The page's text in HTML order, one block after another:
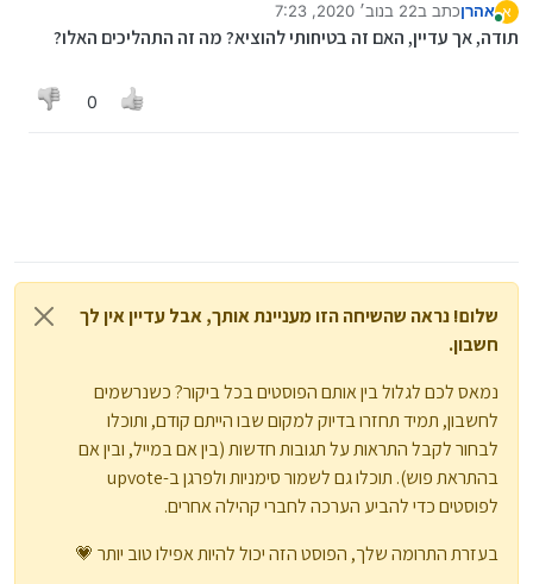
באמצע?:
הוצאה בטוחה - הדיסק קשיח לא מסכים לצאת, והוא
א
מחובר
אהרןכתב ב22 בנוב׳ 2020, 7:23
נערך לאחרונה על ידי
תודה, אך עדיין, האם זה בטיחותי להוציא? מה זה התהליכים האלו?
0
שלום! נראה שהשיחה הזו מעניינת אותך, אבל עדיין אין לך
חשבון.
נמאס לכם לגלול בין אותם הפוסטים בכל ביקור? כשנרשמים
לחשבון, תמיד תחזרו בדיוק למקום שבו הייתם קודם, ותוכלו
לבחור לקבל התראות על תגובות חדשות (בין אם במייל, ובין אם
בהתראת פוש). תוכלו גם לשמור סימניות ולפרגן ב-upvote
לפוסטים כדי להביע הערכה לחברי קהילה אחרים.
בעזרת התרומה שלך, הפוסט הזה יכול להיות אפילו טוב יותר 💗